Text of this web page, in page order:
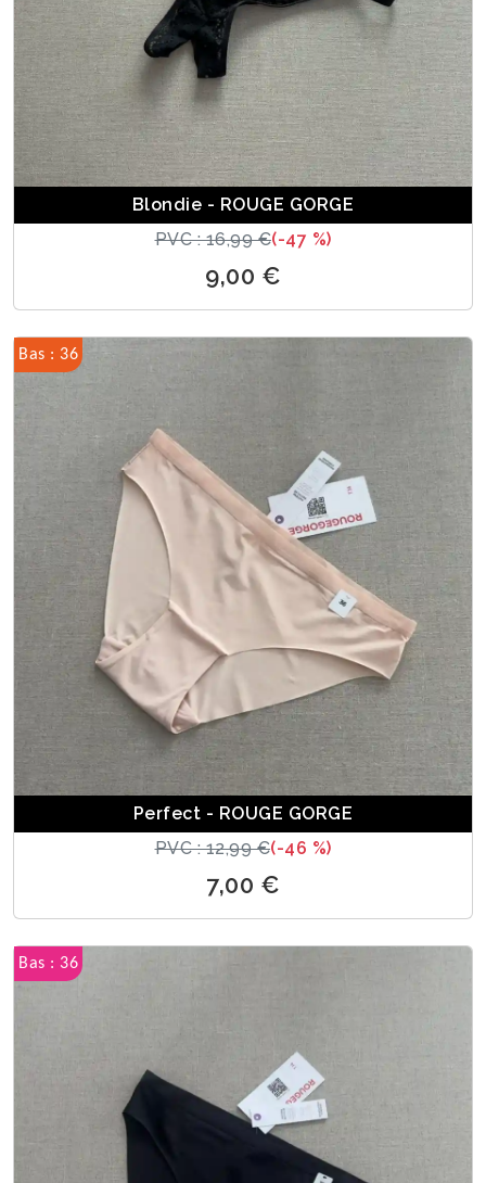
Blondie - ROUGE GORGE
PVC : 16,99 €(-47 %)
9,00 €
Bas : 36
Perfect - ROUGE GORGE
PVC : 12,99 €(-46 %)
7,00 €
Bas : 36